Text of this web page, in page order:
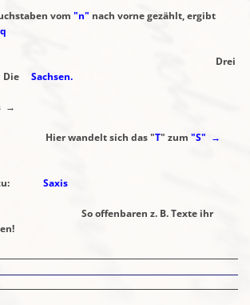
vom "n" nach vorne gezählt,ergibt
Sachsen.
sich das "T" zum "S" →
zu: Saxis
z. B. Texte ihr